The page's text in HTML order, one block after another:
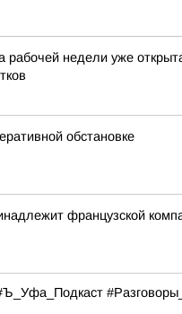
недели уже
обстановке
французской